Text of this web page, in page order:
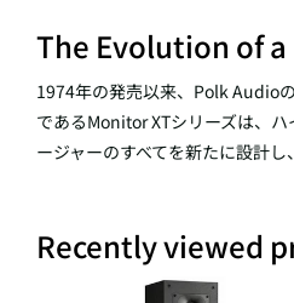
The Evolution of
1974年の発売以来、Polk Audio
であるMonitor XTシリーズは、
ージャーのすべてを新たに設計
Recently viewed